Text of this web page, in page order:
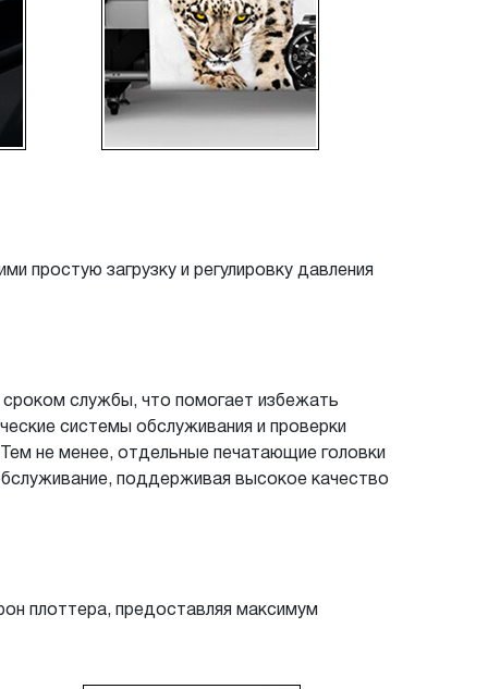
простую загрузку и регулировку давления
службы, что помогает избежать
системы обслуживания и проверки
не менее, отдельные печатающие головки
поддерживая высокое качество
плоттера, предоставляя максимум